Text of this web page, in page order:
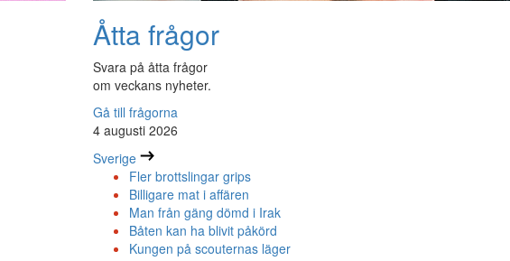
Åtta frågor
Svara på åtta frågor
om veckans nyheter.
Gå till frågorna
4 augusti 2026
Sverige
Fler brottslingar grips
Billigare mat i affären
Man från gäng dömd i Irak
Båten kan ha blivit påkörd
Kungen på scouternas läger